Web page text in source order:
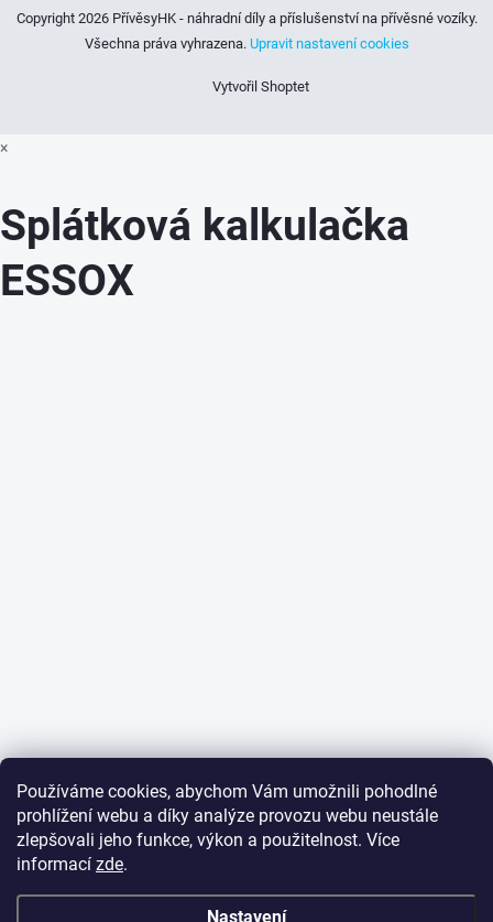
Používáme cookies, abychom Vám umožnili pohodlné
prohlížení webu a díky analýze provozu webu neustále
zlepšovali jeho funkce, výkon a použitelnost. Více
informací zde.
Nastavení
Vytvořil Shoptet
Copyright 2026 PřívěsyHK - náhradní díly a příslušenství na přívěsné vozíky.
Všechna práva vyhrazena. Upravit nastavení cookies
×
Splátková kalkulačka
ESSOX